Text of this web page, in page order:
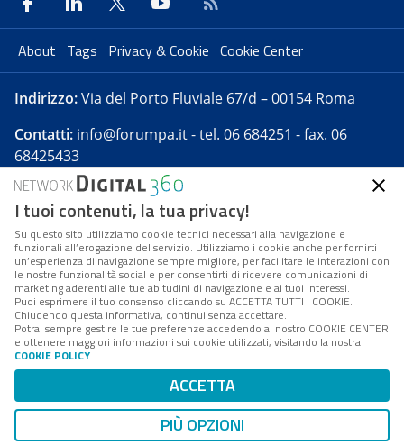
About Tags Privacy & Cookie Cookie Center
Indirizzo:Via del Porto Fluviale 67/d – 00154 Roma
Contatti: info@forumpa.it- tel. 06 684251 - fax. 06
68425433
Forumpa.itè una pubblicazione telematica iscritta
presso Registro della stampa del Tribunale di Roma -
Reg. n. 182 del 2 maggio 2008 - Direttore resp. Michela
Stentella
FPA s.r.l. è società soggetta a Direzione e
Coordinamento da parte di Digital360 S.p.A. - FPA s.r.l.
è un'azienda certificata per il sistema di management
Codice Fiscale/Partita IVA n. 10693191008 - R.E.A. Roma
n. 1249791. ISP AWS
Mappa del sito
I tuoi contenuti, la tua privacy!
Su questo sito utilizziamo cookie tecnici necessari alla navigazione e
funzionali all’erogazione del servizio. Utilizziamo i cookie anche per fornirti
un’esperienza di navigazione sempre migliore, per facilitare le interazioni con
le nostre funzionalità social e per consentirti di ricevere comunicazioni di
marketing aderenti alle tue abitudini di navigazione e ai tuoi interessi.
Puoi esprimere il tuo consenso cliccando su ACCETTA TUTTI I COOKIE.
Chiudendo questa informativa, continui senza accettare.
Potrai sempre gestire le tue preferenze accedendo al nostro COOKIE CENTER
e ottenere maggiori informazioni sui cookie utilizzati, visitando la nostra
COOKIE POLICY.
ACCETTA
PIÙ OPZIONI